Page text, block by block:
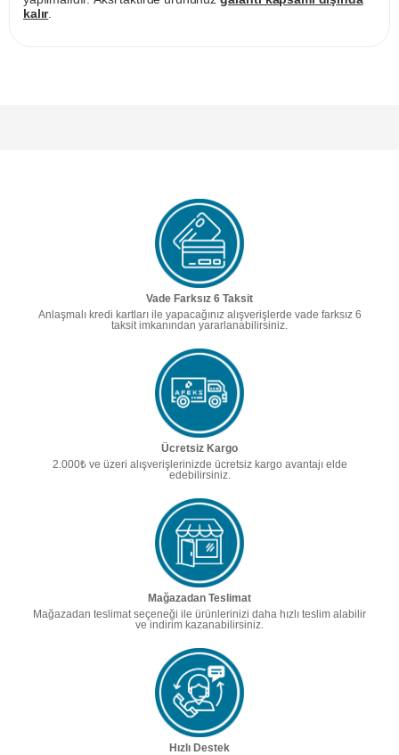
kalır.
Vade Farksız 6 Taksit
Anlaşmalı kredi kartları ile yapacağınız alışverişlerde vade farksız 6
taksit imkanından yararlanabilirsiniz.
Ücretsiz Kargo
2.000₺ ve üzeri alışverişlerinizde ücretsiz kargo avantajı elde
edebilirsiniz.
Mağazadan Teslimat
Mağazadan teslimat seçeneği ile ürünlerinizi daha hızlı teslim alabilir
ve indirim kazanabilirsiniz.
Hızlı Destek